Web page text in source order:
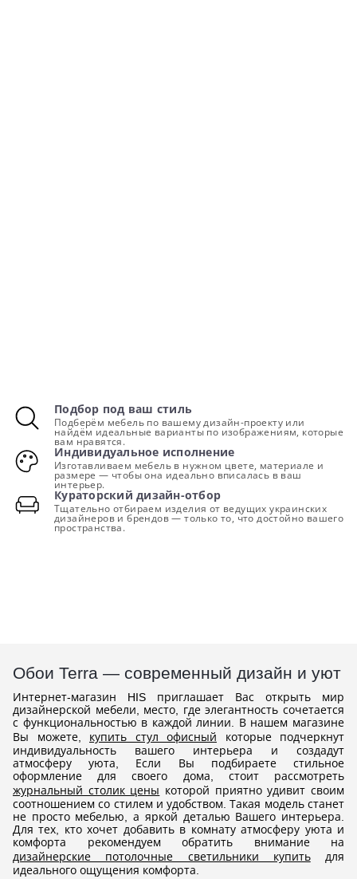
Подбор под ваш стиль
Подберём мебель по вашему дизайн-проекту или
найдём идеальные варианты по изображениям, которые
вам нравятся.
Индивидуальное исполнение
Изготавливаем мебель в нужном цвете, материале и
размере — чтобы она идеально вписалась в ваш
интерьер.
Кураторский дизайн-отбор
Тщательно отбираем изделия от ведущих украинских
дизайнеров и брендов — только то, что достойно вашего
пространства.
Обои Terra — современный дизайн и уют
Интернет-магазин HIS приглашает Вас открыть мир
дизайнерской мебели, место, где элегантность сочетается
с функциональностью в каждой линии. В нашем магазине
Вы можете, купить стул офисный которые подчеркнут
индивидуальность вашего интерьера и создадут
атмосферу уюта, Если Вы подбираете стильное
оформление для своего дома, стоит рассмотреть
журнальный столик цены которой приятно удивит своим
соотношением со стилем и удобством. Такая модель станет
не просто мебелью, а яркой деталью Вашего интерьера.
Для тех, кто хочет добавить в комнату атмосферу уюта и
комфорта рекомендуем обратить внимание на
дизайнерские потолочные светильники купитьдля
идеального ощущения комфорта.